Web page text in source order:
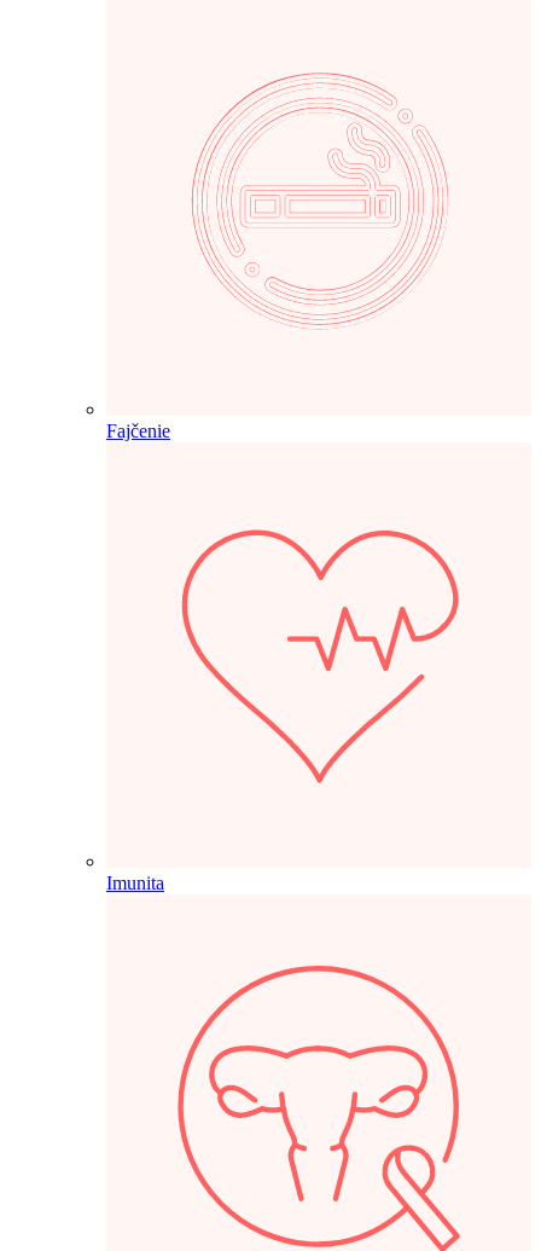
Fajčenie
Imunita